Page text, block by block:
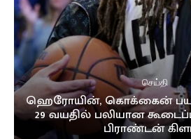
செய்தி
ஹெரோயின், கொக்கைன்
29 வயதில் பலியான
பிராண்டன்